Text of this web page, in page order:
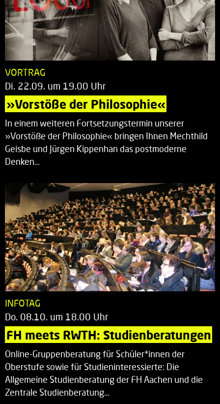
VORTRAG
Di. 22.09. um 19.00 Uhr
»Vorstöße der Philosophie«
In einem weiteren Fortsetzungstermin unserer
»Vorstöße der Philosophie« bringen Ihnen Mechthild
Geisbe und Jürgen Kippenhan das postmoderne
Denken…
INFOTAG
Do. 08.10. um 18.00 Uhr
FH meets RWTH: Studienberatungen
Online-Gruppenberatung für Schüler*innen der
Oberstufe sowie für Studieninteressierte: Die
Allgemeine Studienberatung der FH Aachen und die
Zentrale Studienberatung…